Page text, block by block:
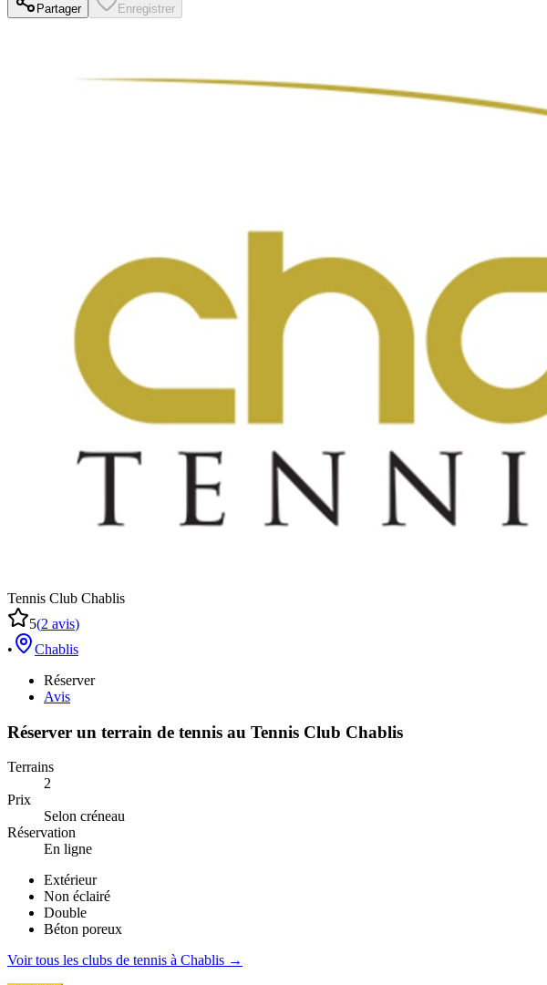
Partager Enregistrer
Tennis Club Chablis
5(2 avis)
•
Chablis
Réserver
Avis
Réserver un terrain de tennis au Tennis Club Chablis
Terrains
2
Prix
Selon créneau
Réservation
En ligne
Extérieur
Non éclairé
Double
Béton poreux
Voir tous les clubs de tennis à Chablis →